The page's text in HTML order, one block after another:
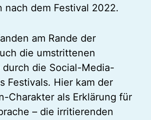
nach dem Festival 2022.
am Rande der
die umstrittenen
durch die Social-Media-
Festivals. Hier kam der
Charakter als Erklärung für
– die irritierenden